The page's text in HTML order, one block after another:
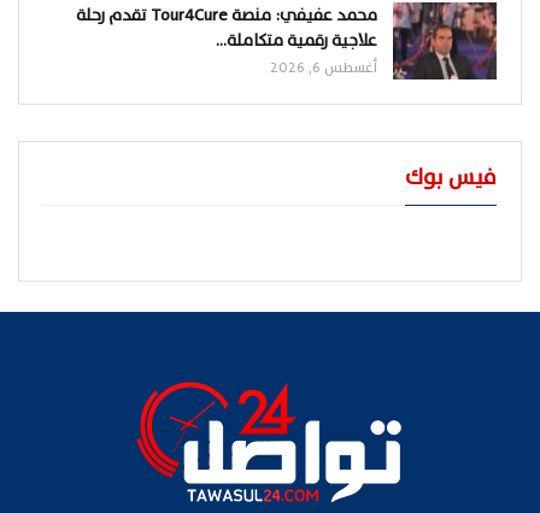
محمد عفيفي: منصة Tour4Cure تقدم رحلة
علاجية رقمية متكاملة…
أغسطس 6, 2026
فيس بوك